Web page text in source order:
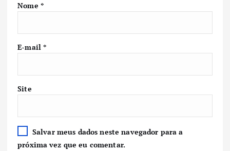
Nome *
E-mail*
Site
Salvar meus dados neste navegador para a
próxima vez que eu comentar.